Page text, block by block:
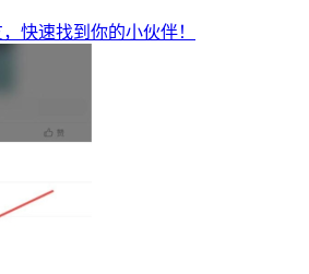
快速找到你的小伙伴！